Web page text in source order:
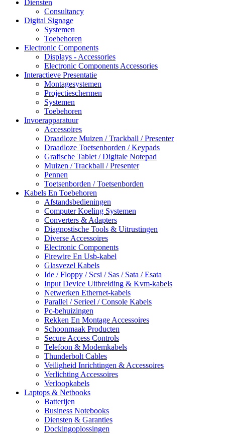
Diensten
Consultancy
Digital Signage
Systemen
Toebehoren
Electronic Components
Displays - Accessories
Electronic Components Accessories
Interactieve Presentatie
Montagesystemen
Projectieschermen
Systemen
Toebehoren
Invoerapparatuur
Accessoires
Draadloze Muizen / Trackball / Presenter
Draadloze Toetsenborden / Keypads
Grafische Tablet / Digitale Notepad
Muizen / Trackball / Presenter
Pennen
Toetsenborden / Toetsenborden
Kabels En Toebehoren
Afstandsbedieningen
Computer Koeling Systemen
Converters & Adapters
Diagnostische Tools & Uitrustingen
Diverse Accessoires
Electronic Components
Firewire En Usb-kabel
Glasvezel Kabels
Ide / Floppy / Scsi / Sas / Sata / Esata
Input Device Uitbreiding & Kvm-kabels
Netwerken Ethernet-kabels
Parallel / Serieel / Console Kabels
Pc-behuizingen
Rekken En Montage Accessoires
Schoonmaak Producten
Secure Access Controls
Telefoon & Modemkabels
Thunderbolt Cables
Veiligheid Inrichtingen & Accessoires
Verlichting Accessoires
Verloopkabels
Laptops & Netbooks
Batterijen
Business Notebooks
Diensten & Garanties
Dockingoplossingen